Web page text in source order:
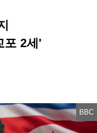
포 2세'
BBC